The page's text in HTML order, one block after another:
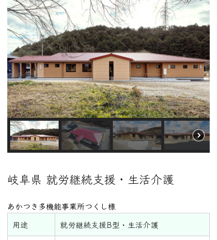
岐阜県 就労継続支援・生活介護
あかつき多機能事業所つくし様
用途
就労継続支援B型・生活介護